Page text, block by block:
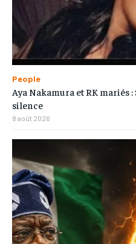
People
Aya Nakamura et RK mariés
silence
8 août 2026